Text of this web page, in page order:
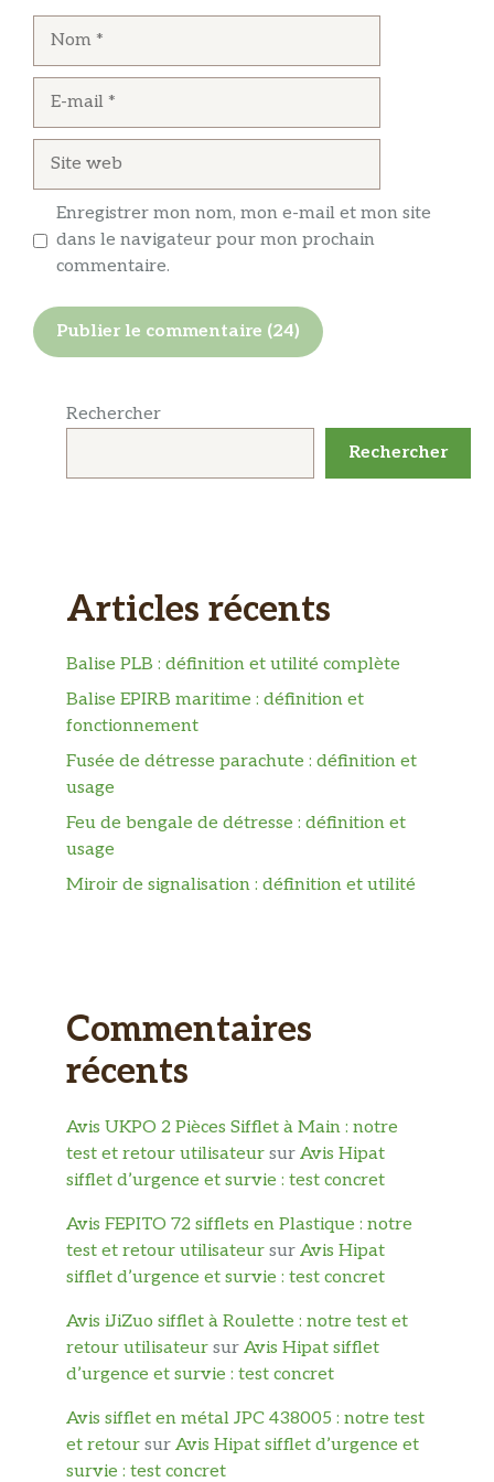
Enregistrer mon nom, mon e-mail et mon site
dans le navigateur pour mon prochain
commentaire.
Rechercher
Rechercher
Articles récents
Balise PLB : définition et utilité complète
Balise EPIRB maritime : définition et
fonctionnement
Fusée de détresse parachute : définition et
usage
Feu de bengale de détresse : définition et
usage
Miroir de signalisation : définition et utilité
Commentaires
récents
Avis UKPO 2 Pièces Sifflet à Main : notre
test et retour utilisateur sur Avis Hipat
sifflet d’urgence et survie : test concret
Avis FEPITO 72 sifflets en Plastique : notre
test et retour utilisateur sur Avis Hipat
sifflet d’urgence et survie : test concret
Avis iJiZuo sifflet à Roulette : notre test et
retour utilisateur sur Avis Hipat sifflet
d’urgence et survie : test concret
Avis sifflet en métal JPC 438005 : notre test
et retour sur Avis Hipat sifflet d’urgence et
survie : test concret